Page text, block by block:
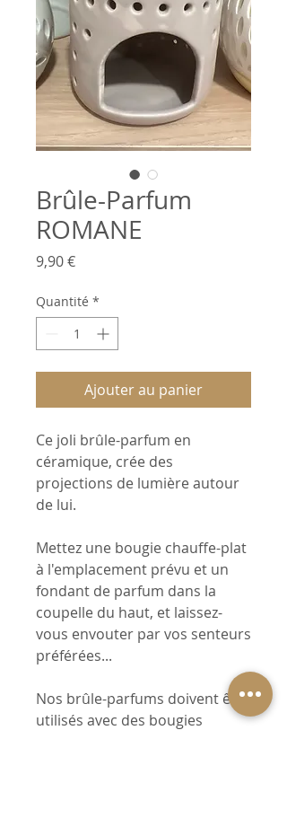
Brûle-Parfum
ROMANE
9,90 €Prix
Quantité *
Ajouter au panier
Ce joli brûle-parfum en
céramique, crée des
projections de lumière autour
de lui.
Mettez une bougie chauffe-plat
à l'emplacement prévu et un
fondant de parfum dans la
coupelle du haut, et laissez-
vous envouter par vos senteurs
préférées...
Nos brûle-parfums doivent être
utilisés avec des bougies